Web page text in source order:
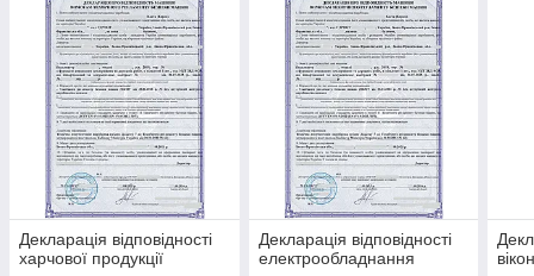
Декларація відповідності
харчової продукції
Декларація відповідності
електрообладнання